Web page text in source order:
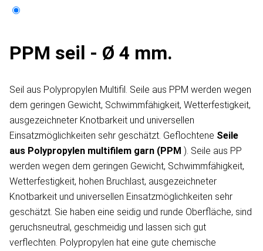
PPM seil - Ø 4 mm.
Seil aus Polypropylen Multifil. Seile aus PPM werden wegen
dem geringen Gewicht, Schwimmfähigkeit, Wetterfestigkeit,
ausgezeichneter Knotbarkeit und universellen
Einsatzmöglichkeiten sehr geschätzt. Geflochtene Seile
aus Polypropylen multifilem garn (PPM ). Seile aus PP
werden wegen dem geringen Gewicht, Schwimmfähigkeit,
Wetterfestigkeit, hohen Bruchlast, ausgezeichneter
Knotbarkeit und universellen Einsatzmöglichkeiten sehr
geschätzt. Sie haben eine seidig und runde Oberfläche, sind
geruchsneutral, geschmeidig und lassen sich gut
verflechten. Polypropylen hat eine gute chemische